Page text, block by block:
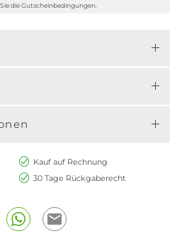
die Gutscheinbedingungen.
Kauf auf Rechnung
30 Tage Rückgaberecht